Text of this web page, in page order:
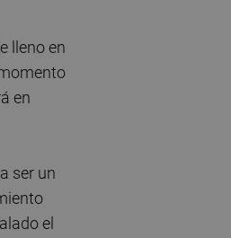
lleno en
en
ser un
el